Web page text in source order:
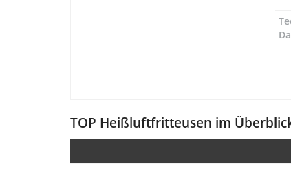
TOP Heißluftfritteusen im